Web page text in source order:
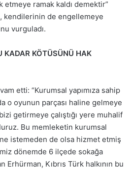
etmeye ramak kaldı demektir”
kendilerinin de engellemeye
vurguladı.
KADAR KÖTÜSÜNÜ HAK
etti: “Kurumsal yapımıza sahip
o oyunun parçası haline gelmeye
getirmeye çalıştığı yere muhalif
Bu memleketin kurumsal
istemeden de olsa hizmet etmiş
dönemde 6 ilçede sokağa
Kıbrıs Türk halkının bu